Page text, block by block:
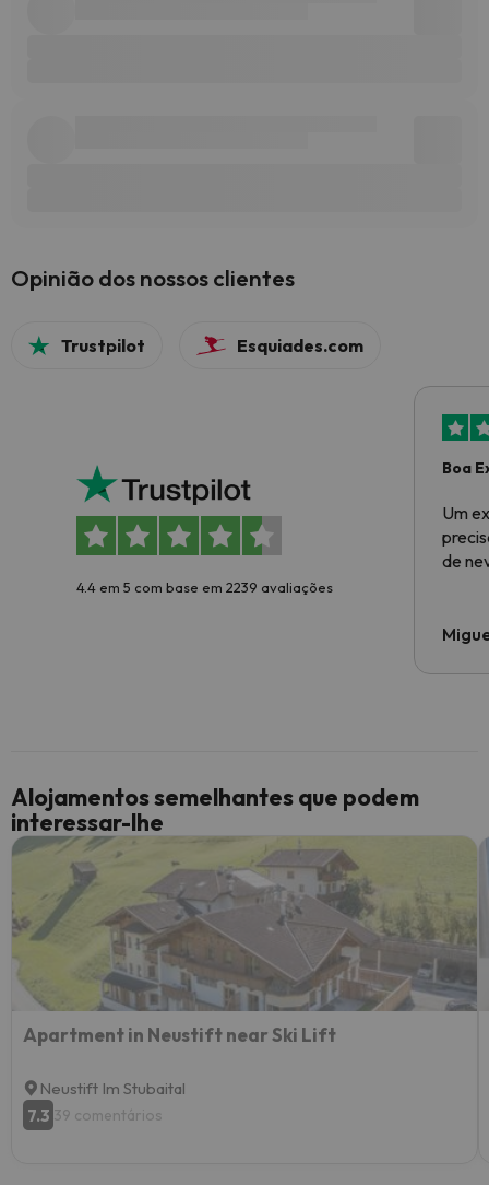
Opinião dos nossos clientes
Trustpilot Esquiades.com
4.4 em 5 com base em 2239 avaliações
Boa
Um
de
Alojamentos semelhantes que podem
interessar-lhe
Apartment in Neustift near Ski Lift
Neustift Im Stubaital
7.3 39 comentários